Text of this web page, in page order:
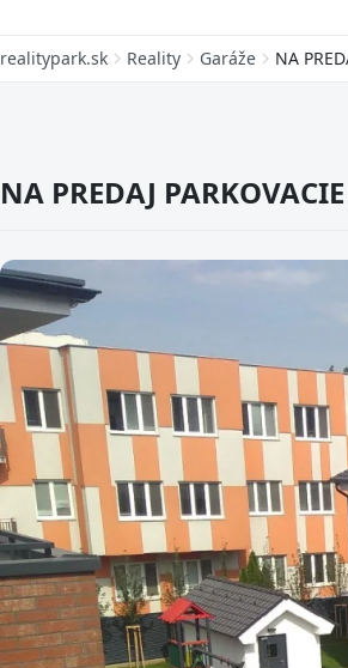
realitypark.sk Reality Garáže NA
NA PREDAJ